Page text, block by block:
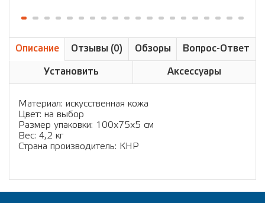
Описание Отзывы (0) Обзоры Вопрос-Ответ
Установить Аксессуары
Материал: искусственная кожа
Цвет: на выбор
Размер упаковки: 100х75х5 см
Вес: 4,2 кг
Страна производитель: КНР